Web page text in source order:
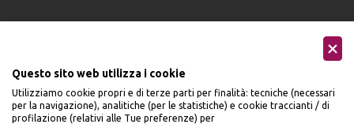
Seguici sui social
Questo sito web utilizza i cookie
Utilizziamo cookie propri e di terze parti per finalità: tecniche (necessari
per la navigazione), analitiche (per le statistiche) e cookie traccianti / di
profilazione (relativi alle Tue preferenze) per